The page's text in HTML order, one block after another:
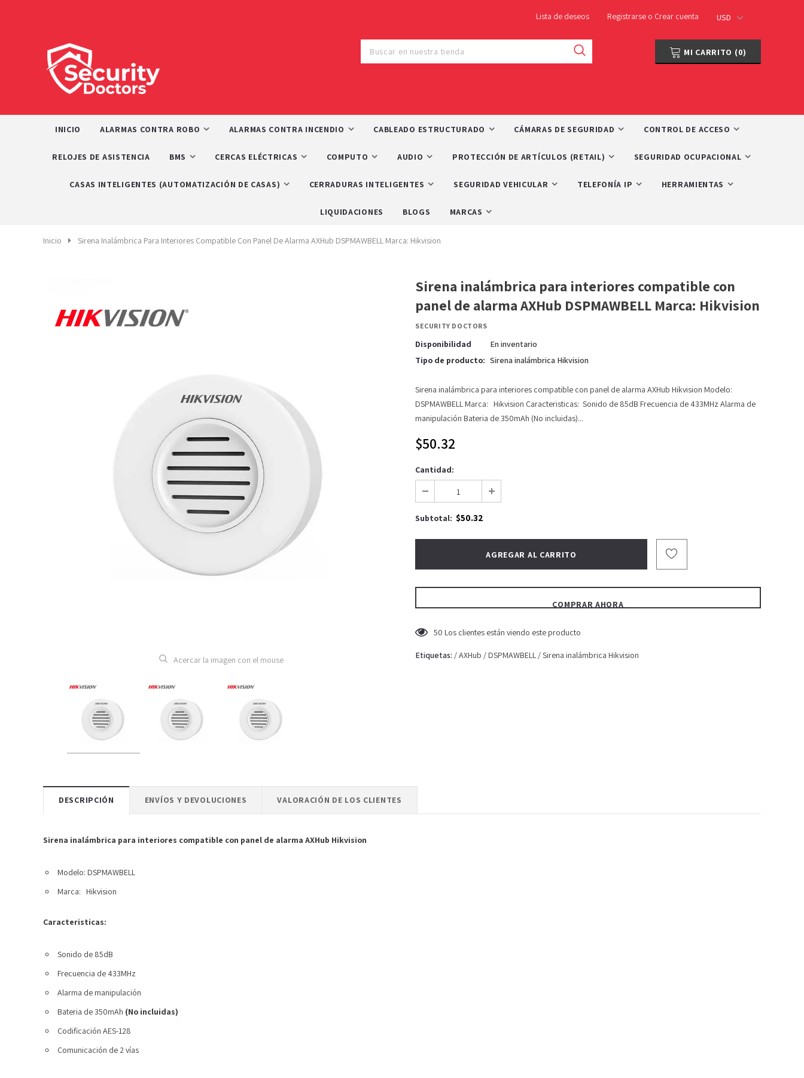
Lista de deseos Registrarse o Crear cuenta USD
MI CARRITO (0)
INICIO ALARMAS CONTRA ROBO ALARMAS CONTRA INCENDIO CABLEADO ESTRUCTURADO CÁMARAS DE SEGURIDAD CONTROL DE ACCESO
RELOJES DE ASISTENCIA BMS CERCAS ELÉCTRICAS COMPUTO AUDIO PROTECCIÓN DE ARTÍCULOS (RETAIL) SEGURIDAD OCUPACIONAL
CASAS INTELIGENTES (AUTOMATIZACIÓN DE CASAS) CERRADURAS INTELIGENTES SEGURIDAD VEHICULAR TELEFONÍA IP HERRAMIENTAS
LIQUIDACIONES BLOGS MARCAS
Inicio Sirena Inalámbrica Para Interiores Compatible Con Panel De Alarma AXHub DSPMAWBELL Marca: Hikvision
Acercar la imagen con el mouse
Sirena inalámbrica para interiores compatible con
panel de alarma AXHub DSPMAWBELL Marca: Hikvision
SECURITY DOCTORS
Disponibilidad
En inventario
Tipo de producto: Sirena inalámbrica Hikvision
Sirena inalámbrica para interiores compatible con panel de alarma AXHub Hikvision Modelo:
DSPMAWBELL Marca: Hikvision Caracteristicas: Sonido de 85dB Frecuencia de 433MHz Alarma de
manipulación Bateria de 350mAh (No incluidas)...
$50.32
Cantidad:
Subtotal: $50.32
COMPRAR AHORA
50 Los clientes están viendo este producto
Etiquetas: /AXHub / DSPMAWBELL /Sirena inalámbrica Hikvision
DESCRIPCIÓN ENVÍOS Y DEVOLUCIONES VALORACIÓN DE LOS CLIENTES
Sirena inalámbrica para interiores compatible con panel de alarma AXHub Hikvision
Modelo: DSPMAWBELL
Marca:
Hikvision
Caracteristicas:
Sonido de 85dB
Frecuencia de 433MHz
Alarma de manipulación
Bateria de 350mAh (No incluidas)
Codificación AES-128
Comunicación de 2 vías